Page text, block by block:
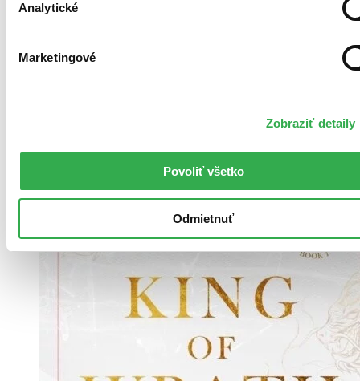
Analytické
Marketingové
Zobraziť detaily
Povoliť všetko
Odmietnuť
Pevná väzba
Túto knihu máme síce aktuálne na sklade, máme však už iba